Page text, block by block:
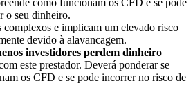
o seu dinheiro.
complexos e implicam um elevado risco
devido à alavancagem.
investidores perdem dinheiro
este prestador. Deverá ponderar se
os CFD e se pode incorrer no risco de